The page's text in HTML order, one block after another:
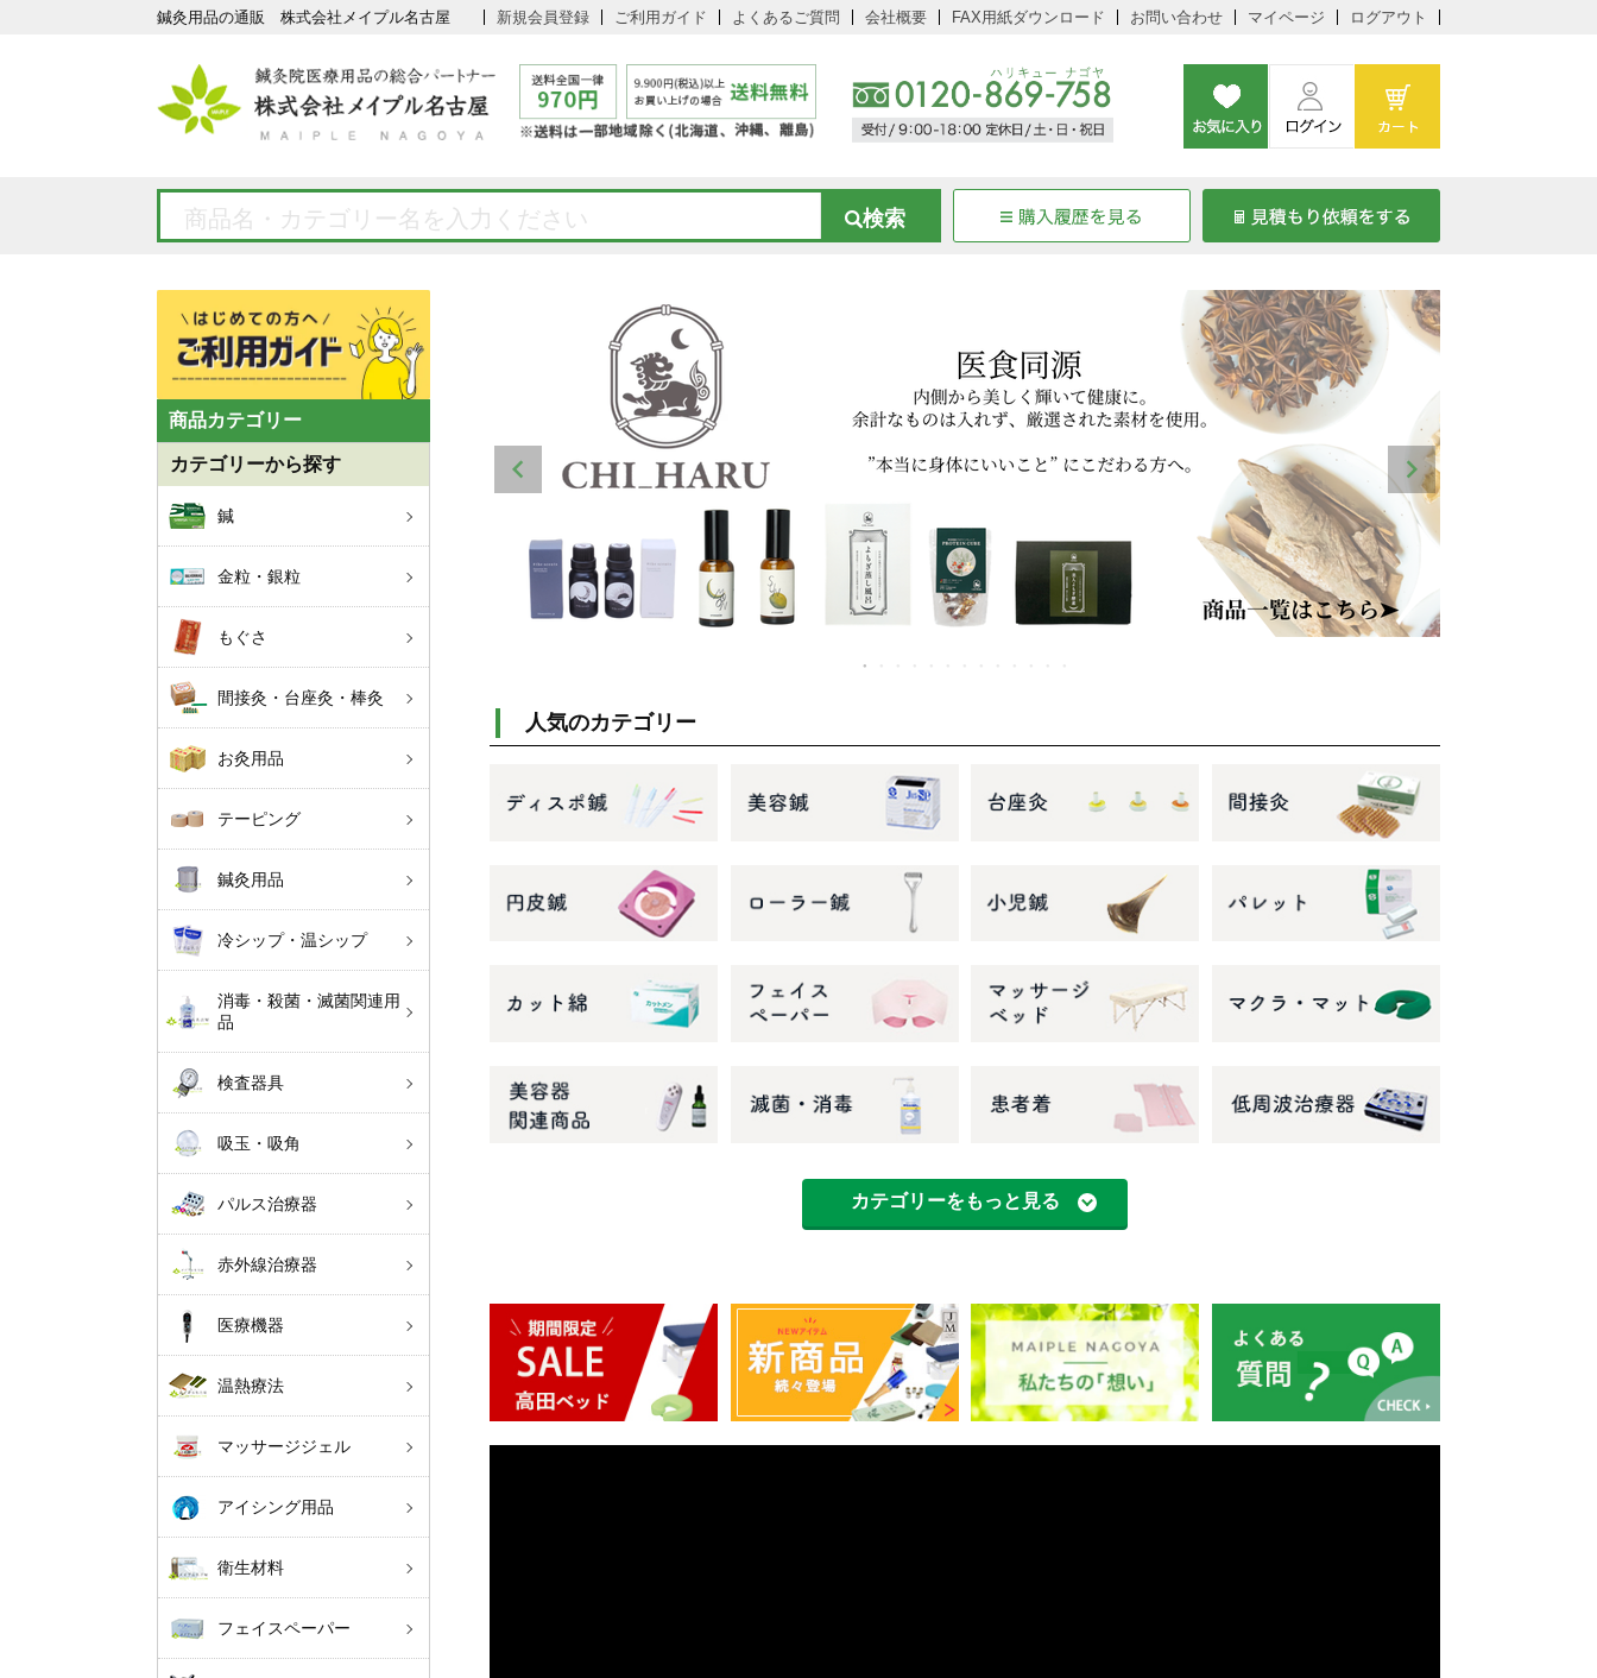
鍼灸用品の通販 株式会社メイプル名古屋 新規会員登録 ご利用ガイド よくあるご質問 会社概要 FAX用紙ダウンロード お問い合わせ マイページ ログアウト
商品カテゴリー
カテゴリーから探す
鍼
金粒・銀粒
もぐさ
間接灸・台座灸・棒灸
お灸用品
テーピング
鍼灸用品
冷シップ・温シップ
消毒・殺菌・滅菌関連用
品
検査器具
吸玉・吸角
パルス治療器
赤外線治療器
医療機器
温熱療法
マッサージジェル
アイシング用品
衛生材料
フェイスペーパー
人気のカテゴリー
カテゴリーをもっと見る